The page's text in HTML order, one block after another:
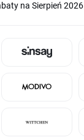
na Sierpień 2026